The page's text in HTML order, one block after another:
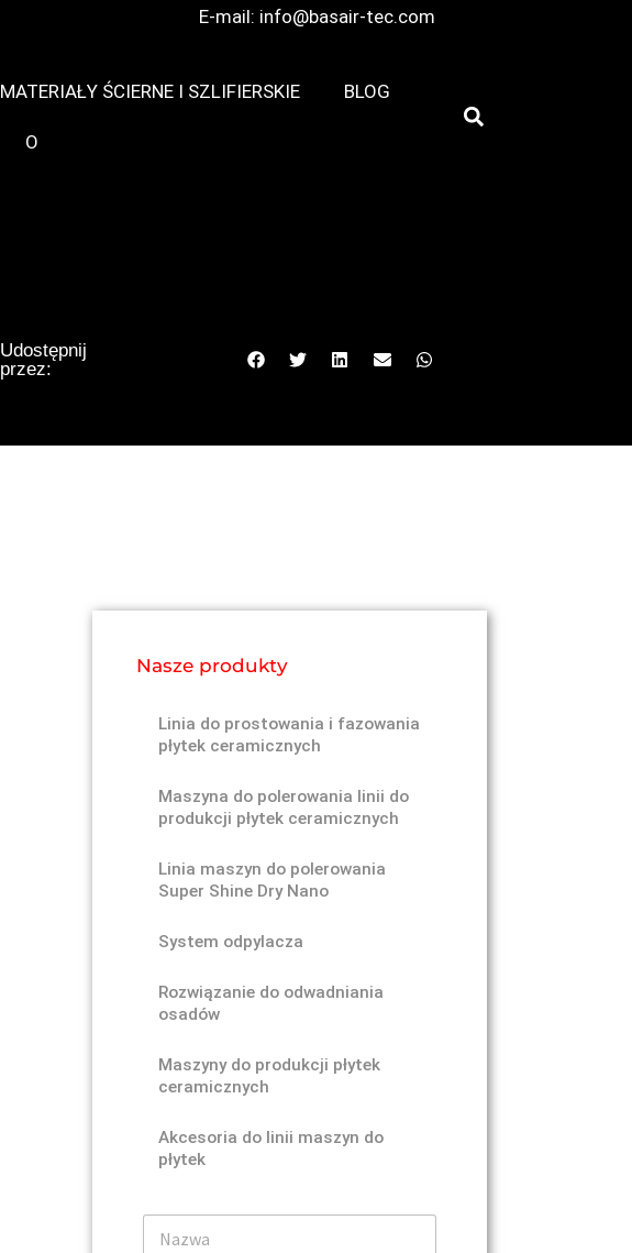
E-mail: info@basair-tec.com
MATERIAŁY ŚCIERNE I SZLIFIERSKIE BLOG
O
Udostępnij
przez:
Nasze produkty
Linia do prostowania i fazowania
płytek ceramicznych
Maszyna do polerowania linii do
produkcji płytek ceramicznych
Linia maszyn do polerowania
Super Shine Dry Nano
System odpylacza
Rozwiązanie do odwadniania
osadów
Maszyny do produkcji płytek
ceramicznych
Akcesoria do linii maszyn do
płytek
N